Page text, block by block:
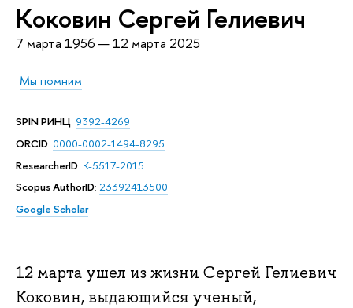
Коковин Сергей Гелиевич
7 марта 1956 — 12 марта 2025
Мы помним
SPIN РИНЦ: 9392-4269
ORCID: 0000-0002-1494-8295
ResearcherID: K-5517-2015
Scopus AuthorID: 23392413500
Google Scholar
12 марта ушел из жизни Сергей Гелиевич
Коковин, выдающийся ученый,